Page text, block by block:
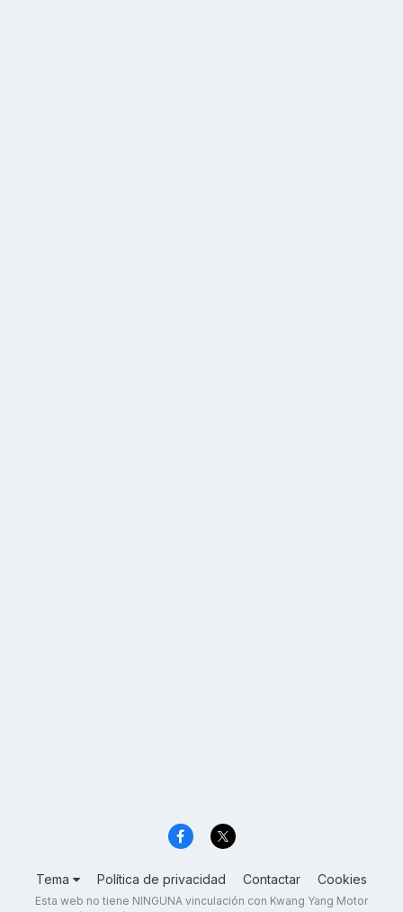
Tema Política de privacidad Contactar Cookies
Esta web no tiene NINGUNA vinculación con Kwang Yang Motor